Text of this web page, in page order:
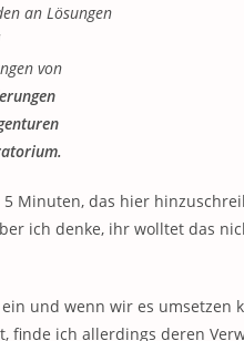
an Lösungen
von
Minuten, das hier
ich denke, ihr wolltet das
und wenn wir es umsetzen
finde ich allerdings deren